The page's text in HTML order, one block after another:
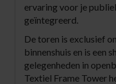
images
ervaring voor je
geïntegreerd.
De toren is exclusief
binnenshuis en is een
gelegenheden in
Textiel Frame Tower